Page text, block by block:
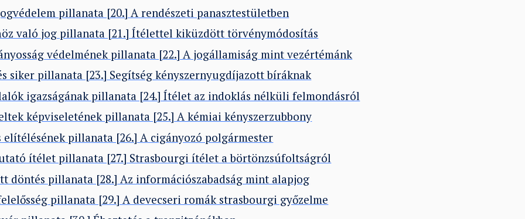
pillanata [20.] A rendészeti panasztestületben
való jog pillanata [21.] Ítélettel kiküzdött törvénymódosítás
védelmének pillanata [22.] A jogállamiság mint vezértémánk
siker pillanata [23.] Segítség kényszernyugdíjazott bíráknak
igazságának pillanata [24.] Ítélet az indoklás nélküli felmondásról
képviseletének pillanata [25.] A kémiai kényszerzubbony
elítélésének pillanata [26.] A cigányozó polgármester
ítélet pillanata [27.] Strasbourgi ítélet a börtönzsúfoltságról
döntés pillanata [28.] Az információszabadság mint alapjog
pillanata [29.] A devecseri romák strasbourgi győzelme